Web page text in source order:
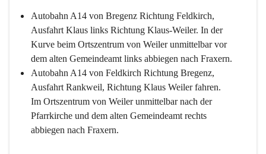
Autobahn A14 von Bregenz Richtung Feldkirch,
Ausfahrt Klaus links Richtung Klaus-Weiler. In der
Kurve beim Ortszentrum von Weiler unmittelbar vor
dem alten Gemeindeamt links abbiegen nach Fraxern.
Autobahn A14 von Feldkirch Richtung Bregenz,
Ausfahrt Rankweil, Richtung Klaus Weiler fahren.
Im Ortszentrum von Weiler unmittelbar nach der
Pfarrkirche und dem alten Gemeindeamt rechts
abbiegen nach Fraxern.